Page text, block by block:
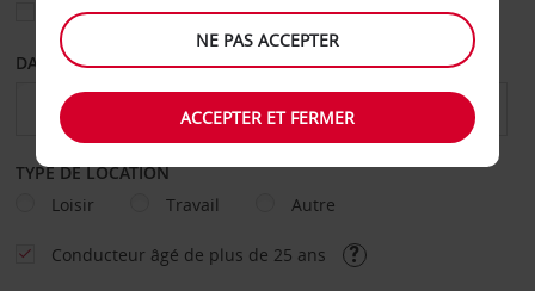
Sélectionnez une autre agence de retour
DATE DE DÉPART DATE DE RETOUR
TYPE DE LOCATION
Loisir
Travail Autre
Conducteur âgé de plus de 25 ans
NE PAS ACCEPTER
ACCEPTER ET FERMER